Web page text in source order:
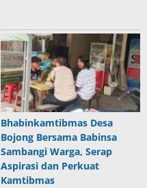
Bhabinkamtibmas Desa
Bojong Bersama Babinsa
Sambangi Warga, Serap
Aspirasi dan Perkuat
Kamtibmas